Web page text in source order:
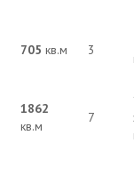
705 кв.м 3
1862
кв.м
7